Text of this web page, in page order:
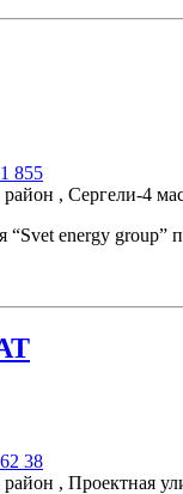
855
, Сергели-4
“Svet energy
38
, Проектная